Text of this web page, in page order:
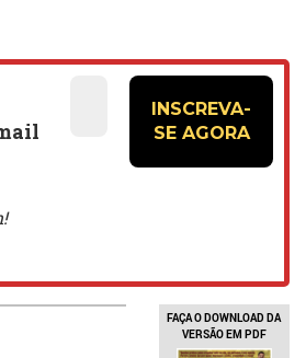
FAÇA O DOWNLOAD DA
VERSÃO EM PDF